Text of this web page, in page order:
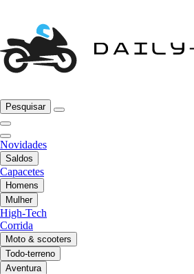
Pesquisar
Novidades
Saldos
Capacetes
Homens
Mulher
High-Tech
Corrida
Moto & scooters
Todo-terreno
Aventura